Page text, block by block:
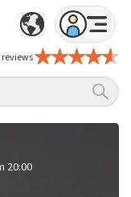
reviews
20:00